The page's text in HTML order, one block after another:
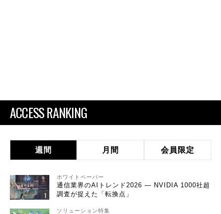
ACCESS RANKING
週間 月間 会員限定
ホワイトペーパー
通信業界のAIトレンド2026 ― NVIDIA 1000社超
調査が捉えた「転換点」
ソリューション特集